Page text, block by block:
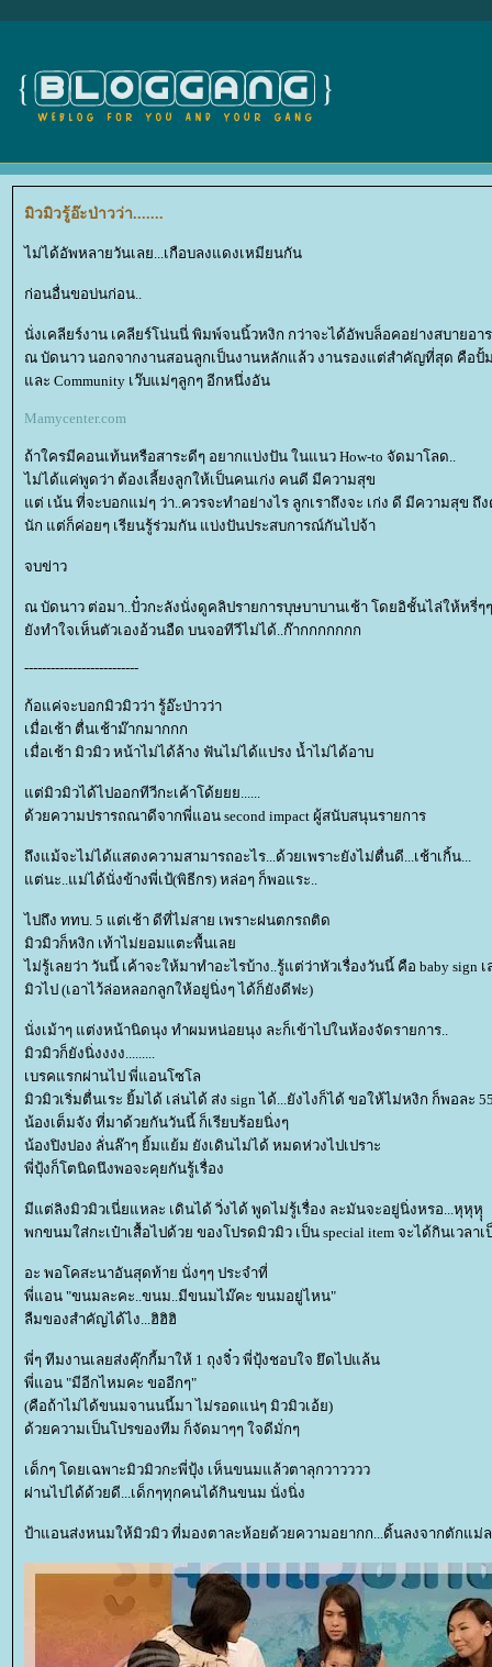
มิวมิวรู้อ๊ะป่าวว่า.......
ไม่ได้อัพหลายวันเลย...เกือบลงแดงเหมียนกัน
ก่อนอื่นขอบ่นก่อน..
นั่งเคลียร์งาน เคลียร์โน่นนี่ พิมพ์จนนิ้วหงิก กว่าจะได้อัพบล็อคอย่างสบายอา
ณ บัดนาว นอกจากงานสอนลูกเป็นงานหลักแล้ว งานรองแต่สำคัญที่สุด คือปั้ม
ละ Community เว๊บแม่ๆลูกๆ อีกหนึ่งอัน
Mamycenter.com
ถ้าใครมีคอนเท้นหรือสาระดีๆ อยากแบ่งปัน ในแนว How-to จัดมาโลด..
ไม่ได้แค่พูดว่า ต้องเลี้ยงลูกให้เป็นคนเก่ง คนดี มีความสุข
ต่ เน้น ที่จะบอกแม่ๆ ว่า..ควรจะทำอย่างไร ลูกเราถึงจะ เก่ง ดี มีความสุข
นัก แต่ก็ค่อยๆ เรียนรู้ร่วมกัน แบ่งปันประสบการณ์กันไปจ้า
จบข่าว
ณ บัดนาว ต่อมา..ปั๋วกะลังนั่งดูคลิปรายการบุษบาบานเช้า โดยอิชั้นไล่ให้หรี่
ังทำใจเห็นตัวเองอ้วนอืด บนจอทีวีไม่ได้..ก๊ากกกกกกก
--------------------------
ก้อแค่จะบอกมิวมิวว่า รู้อ๊ะป่าวว่า
เมื่อเช้า ตื่นเช้าม๊ากมากกก
เมื่อเช้า มิวมิว หน้าไม่ได้ล้าง ฟันไม่ได้แปรง น้ำไม่ได้อาบ
ต่มิวมิวได้ไปออกทีวีกะเค้าโด้ยยย......
ด้วยความปรารถณาดีจากพี่แอน second impact ผู้สนับสนุนรายการ
ถึงแม้จะไม่ได้แสดงความสามารถอะไร...ด้วยเพราะยังไม่ตื่นดี...เช้าเกิ้น...
ต่นะ..แม่ได้นั่งข้างพี่เป้(พิธีกร) หล่อๆ ก็พอแระ..
ไปถึง ททบ. 5 แต่เช้า ดีที่ไม่สาย เพราะฝนตกรถติด
มิวมิวก็หงิก เท้าไม่ยอมแตะพื้นเล
ไม่รู้เลยว่า วันนี้ เค้าจะให้มาทำอะไรบ้าง..รู้แต่ว่าหัวเรื่องวันนี้ คือ baby
มิวไป (เอาไว้ล่อหลอกลูกให้อยู่นิ่งๆ ได้ก็ยังดีฟะ)
นั่งเม้าๆ แต่งหน้านิดนุง ทำผมหน่อยนุง ละก็เข้าไปในห้องจัดรายการ..
มิวมิวก็ยังนิ่งงงง.........
เบรคแรกผ่านไป พี่แอนโซโล
มิวมิวเริ่มตื่นเระ ยิ้มได้ เล่นได้ ส่ง sign ได้...ยังไงก็ได้ ขอให้ไม่หงิก ก็พอละ
น้องเต็มจัง ที่มาด้วยกันวันนี้ ก็เรียบร้อยนิ่งๆ
น้องปิงปอง ลั่นล๊าๆ ยิ้มแย้ม ยังเดินไม่ได้ หมดห่วงไปเปราะ
พี่ปุ้งก็โตนิดนึงพอจะคุยกันรู้เรื่อง
มีแต่ลิงมิวมิวเนี่ยแหละ เดินได้ วิ่งได้ พูดไม่รู้เรื่อง ละมันจะอยู่นิ่งหรอ...หุหุหุุ
พกขนมใส่กะเป๋าเสื้อไปด้วย ของโปรดมิวมิว เป็น special item จะได้กินเวลาเ
อะ พอโคสะนาอันสุดท้าย นั่งๆๆ ประจำที่
พี่แอน "ขนมละคะ..ขนม..มีขนมไม๊คะ ขนมอยู่ไหน"
ลืมของสำคัญได้ไง...ฮิฮิฮิ
พี่ๆ ทีมงานเลยส่งคุ๊กกี้มาให้ 1 ถุงจิ๋ว พี่ปุ้งชอบใจ ยึดไปแล้น
พี่แอน "มีอีกไหมคะ ขออีกๆ"
(คือถ้าไม่ได้ขนมจานนนี้มา ไม่รอดแน่ๆ มิวมิวเอ้ย)
ด้วยความเป็นโปรของทีม ก็จัดมาๆๆ ใจดีมั่กๆ
เด็กๆ โดยเฉพาะมิวมิวกะพี่ปุ้ง เห็นขนมแล้วตาลุกวาวววว
ผ่านไปได้ด้วยดี...เด็กๆทุกคนได้กินขนม นั่งนิ่ง
ป้าแอนส่งหนมให้มิวมิว ที่มองตาละห้อยด้วยความอยากก...ดิ้นลงจากตักแม่